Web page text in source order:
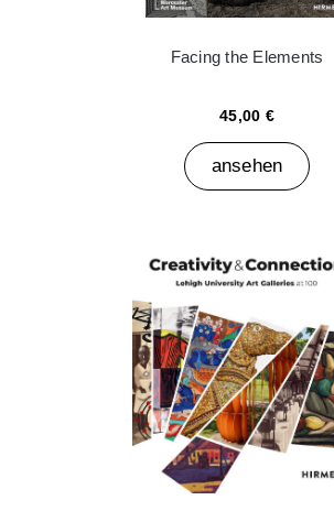
Facing the Elements
45,00 €
ansehen